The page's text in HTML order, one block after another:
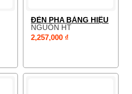
ĐÈN PHA BẢNG HIỆU
NGUỒN HT
2,257,000 ₫